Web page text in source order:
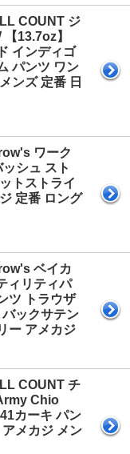
COUNT ジ
13.7oz】
インディゴ
パンツ ワン
ンズ 定番 日
ワーク
シュ スト
トストライ
定番 ロング
ベイカ
ィリティパ
ツ トラウザ
ックサテン
ー アメカジ
COUNT チ
Chio
カーキ パン
メカジ メン